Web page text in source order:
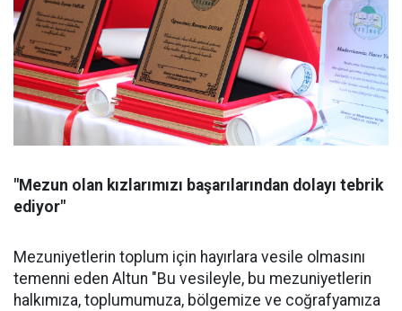
"Mezun olan kızlarımızı başarılarından dolayı tebrik
ediyor"
Mezuniyetlerin toplum için hayırlara vesile olmasını
temenni eden Altun "Bu vesileyle, bu mezuniyetlerin
halkımıza, toplumumuza, bölgemize ve coğrafyamıza